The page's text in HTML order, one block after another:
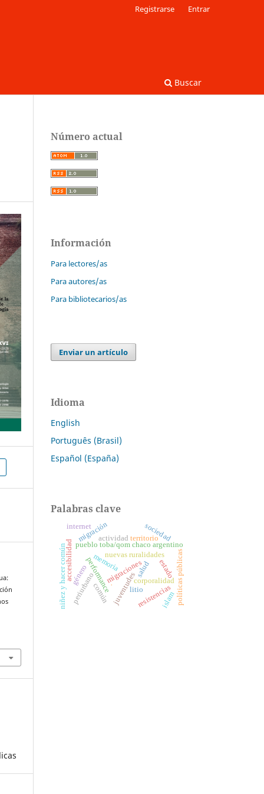
Buscar
Registrarse Entrar
Número actual
Información
Para lectores/as
Para autores/as
Para bibliotecarios/as
Enviar un artículo
Idioma
English
Português (Brasil)
Español (España)
Palabras clave
pueblo toba/qom chaco argentino
memoria
corporalidad
performancemigraciones
juventudes
nuevas ruralidades
territorio
salud
accesibilidadgénero
migración
periurbano resistencias
litio políticas públicas
común
actividad
niñez y hacer común
sociedad
.
internet
estado
islam